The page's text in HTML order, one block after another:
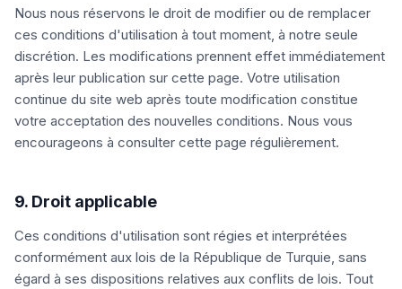
Nous nous réservons le droit de modifier ou de remplacer
ces conditions d'utilisation à tout moment, à notre seule
discrétion. Les modifications prennent effet immédiatement
après leur publication sur cette page. Votre utilisation
continue du site web après toute modification constitue
votre acceptation des nouvelles conditions. Nous vous
encourageons à consulter cette page régulièrement.
9. Droit applicable
Ces conditions d'utilisation sont régies et interprétées
conformément aux lois de la République de Turquie, sans
égard à ses dispositions relatives aux conflits de lois. Tout